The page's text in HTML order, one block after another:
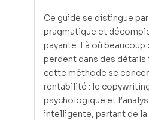
Ce guide se distingue
pragmatique et
payante. Là où
perdent dans des
cette méthode se
rentabilité : le
psychologique et
intelligente, partant de